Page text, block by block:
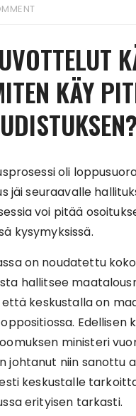
KÄY
oli
jäi seuraavalle
voi pitää
kysymyksissä.
on noudatettu
hallitsee
keskustalla on
ministeri
johtanut niin
keskustalle
erityisen tarkasti.